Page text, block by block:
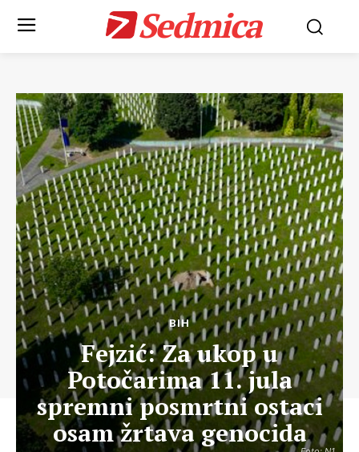
Sedmica
BIH
Fejzić: Za ukop u
Potočarima 11. jula
spremni posmrtni ostaci
osam žrtava genocida